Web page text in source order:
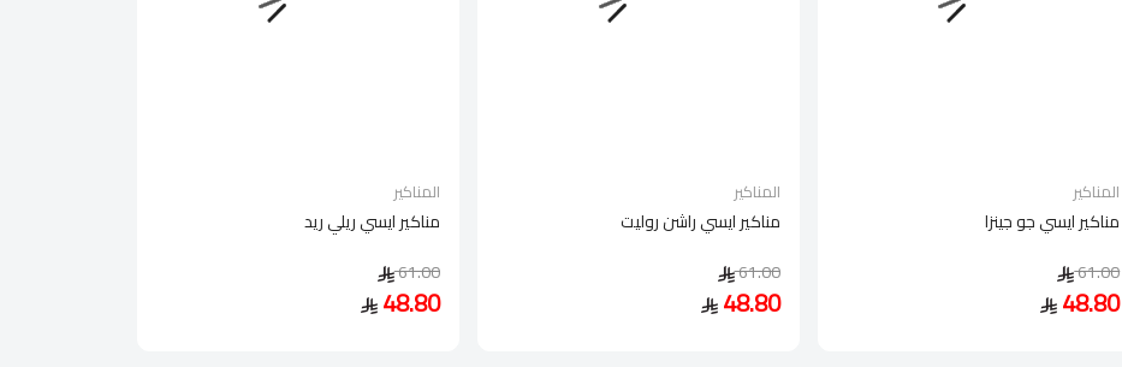
المناكير
مناكير ايسي ريلي ريد
61.00
48.80
المناكير
مناكير ايسي راشن روليت
61.00
48.80
المناكير
مناكير ايسي جو جينزا
61.00
48.80